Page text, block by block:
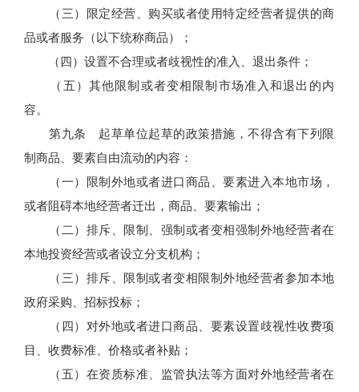
（三）限定经营、购买或者使用特定经营者提供的商
品或者服务（以下统称商品）；
（四）设置不合理或者歧视性的准入、退出条件；
（五）其他限制或者变相限制市场准入和退出的内
容。
第九条 起草单位起草的政策措施，不得含有下列限
制商品、要素自由流动的内容：
（一）限制外地或者进口商品、要素进入本地市场，
或者阻碍本地经营者迁出，商品、要素输出；
（二）排斥、限制、强制或者变相强制外地经营者在
本地投资经营或者设立分支机构；
（三）排斥、限制或者变相限制外地经营者参加本地
政府采购、招标投标；
（四）对外地或者进口商品、要素设置歧视性收费项
目、收费标准、价格或者补贴；
（五）在资质标准、监管执法等方面对外地经营者在